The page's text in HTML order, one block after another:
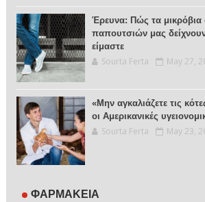
Έρευνα: Πώς τα
παπουτσιών μας
είμαστε
Sourta Ferta May 27,
«Μην αγκαλιάζετε τις
οι Αμερικανικές
Sourta Ferta May 23,
ΦΑΡΜΑΚΕΙΑ